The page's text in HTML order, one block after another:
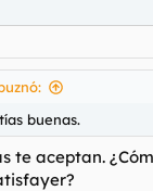
buenas.
te aceptan.